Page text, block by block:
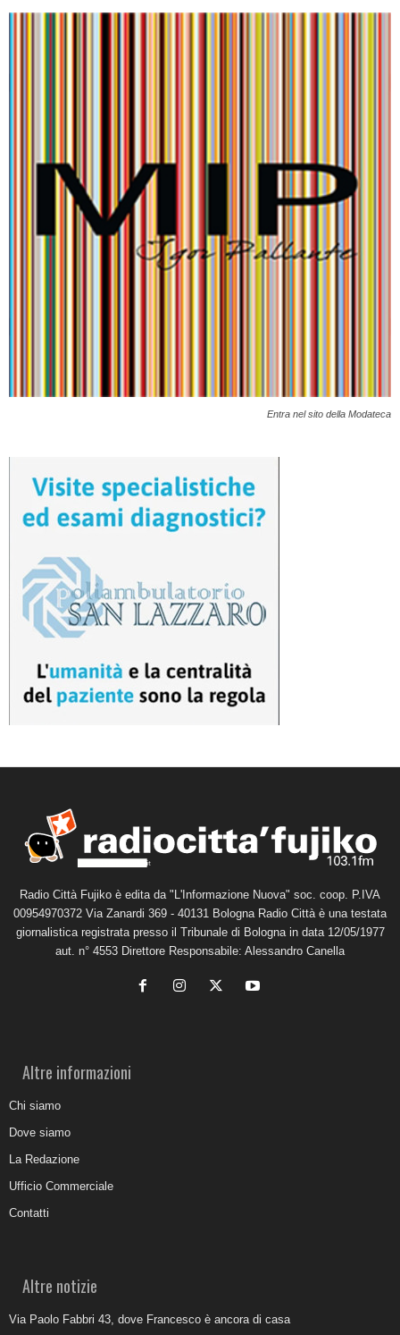
Entra nel sito della Modateca
Radio Città Fujiko è edita da "L'Informazione Nuova" soc. coop. P.IVA
00954970372 Via Zanardi 369 - 40131 Bologna Radio Città è una testata
giornalistica registrata presso il Tribunale di Bologna in data 12/05/1977
aut. n° 4553 Direttore Responsabile: Alessandro Canella
Altre informazioni
Chi siamo
Dove siamo
La Redazione
Ufficio Commerciale
Contatti
Altre notizie
Via Paolo Fabbri 43, dove Francesco è ancora di casa